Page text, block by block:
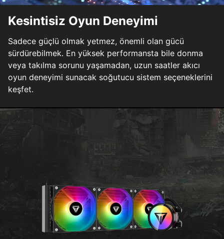
Kesintisiz Oyun Deneyimi
Sadece güçlü olmak yetmez, önemli olan gücü
sürdürebilmek. En yüksek performansta bile donma
veya takılma sorunu yaşamadan, uzun saatler akıcı
oyun deneyimi sunacak soğutucu sistem seçeneklerini
keşfet.